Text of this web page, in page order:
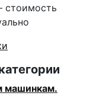
стоимость
машинкам.